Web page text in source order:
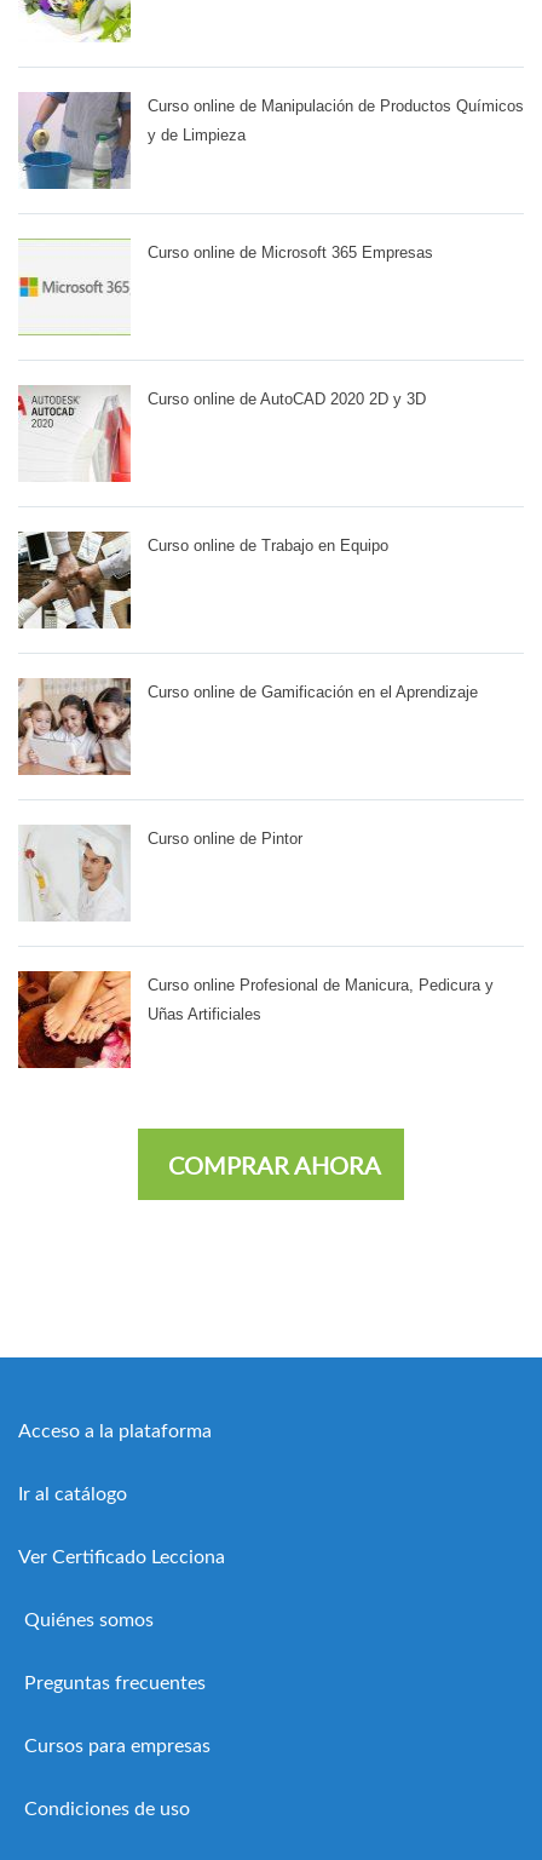
Curso online de Manipulación de Productos Químicos
y de Limpieza
Curso online de Microsoft 365 Empresas
Curso online de AutoCAD 2020 2D y 3D
Curso online de Trabajo en Equipo
Curso online de Gamificación en el Aprendizaje
Curso online de Pintor
Curso online Profesional de Manicura, Pedicura y
Uñas Artificiales
COMPRAR AHORA
Acceso a la plataforma
Ir al catálogo
Ver Certificado Lecciona
Quiénes somos
Preguntas frecuentes
Cursos para empresas
Condiciones de uso